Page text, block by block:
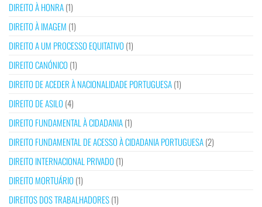
DIREITO À HONRA(1)
DIREITO À IMAGEM (1)
DIREITO A UM PROCESSO EQUITATIVO (1)
DIREITO CANÓNICO (1)
DIREITO DE ACEDER À NACIONALIDADE PORTUGUESA(1)
DIREITO DE ASILO (4)
DIREITO FUNDAMENTAL À CIDADANIA(1)
DIREITO FUNDAMENTAL DE ACESSO À CIDADANIA PORTUGUESA(2)
DIREITO INTERNACIONAL PRIVADO (1)
DIREITO MORTUÁRIO (1)
DIREITOS DOS TRABALHADORES(1)